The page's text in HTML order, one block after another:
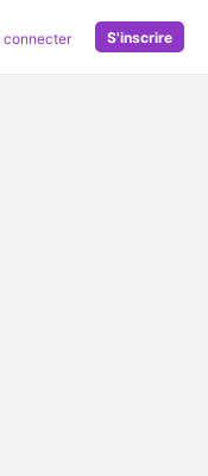
connecter S'inscrire